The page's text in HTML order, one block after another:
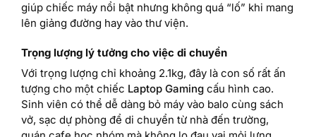
giúp chiếc máy nổi bật nhưng không quá “lố” khi mang
lên giảng đường hay vào thư viện.
Trọng lượng lý tưởng cho việc di chuyển
Với trọng lượng chỉ khoảng 2.1kg, đây là con số rất ấn
tượng cho một chiếc Laptop Gaming cấu hình cao.
Sinh viên có thể dễ dàng bỏ máy vào balo cùng sách
vở, sạc dự phòng để di chuyển từ nhà đến trường,